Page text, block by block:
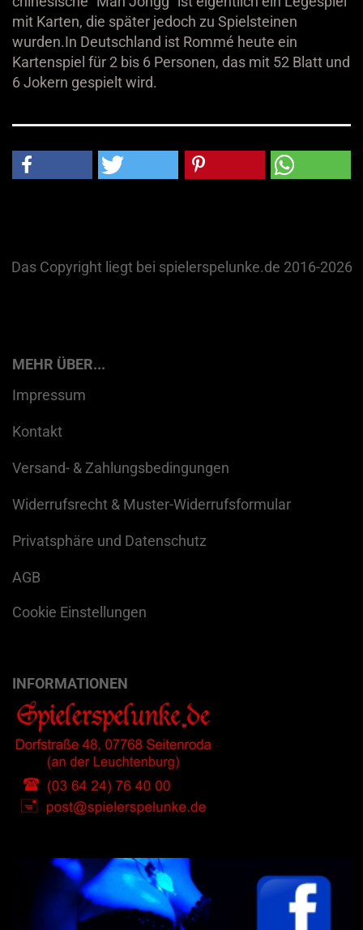
mit Karten, die später jedoch zu Spielsteinen
wurden.In Deutschland ist Rommé heute ein
Kartenspiel für 2 bis 6 Personen, das mit 52 Blatt und
6 Jokern gespielt wird.
Das Copyright liegt bei spielerspelunke.de 2016-2026
MEHR ÜBER...
Impressum
Kontakt
Versand- & Zahlungsbedingungen
Widerrufsrecht & Muster-Widerrufsformular
Privatsphäre und Datenschutz
AGB
Cookie Einstellungen
INFORMATIONEN